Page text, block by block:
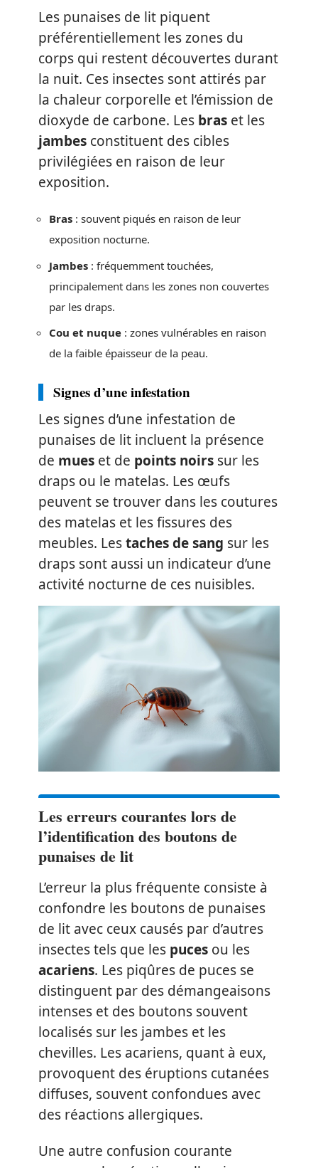
Les punaises de lit piquent
préférentiellement les zones du
corps qui restent découvertes durant
la nuit. Ces insectes sont attirés par
la chaleur corporelle et l’émission de
dioxyde de carbone. Les bras et les
jambes constituent des cibles
privilégiées en raison de leur
exposition.
Bras : souvent piqués en raison de leur
exposition nocturne.
Jambes : fréquemment touchées,
principalement dans les zones non couvertes
par les draps.
Cou et nuque : zones vulnérables en raison
de la faible épaisseur de la peau.
Signes d’une infestation
Les signes d’une infestation de
punaises de lit incluent la présence
de mues et de points noirs sur les
draps ou le matelas. Les œufs
peuvent se trouver dans les coutures
des matelas et les fissures des
meubles. Lestaches de sang sur les
draps sont aussi un indicateur d’une
activité nocturne de ces nuisibles.
Les erreurs courantes lors de
l’identification des boutons de
punaises de lit
L’erreur la plus fréquente consiste à
confondre les boutons de punaises
de lit avec ceux causés par d’autres
insectes tels que les puces ou les
acariens. Les piqûres de puces se
distinguent par des démangeaisons
intenses et des boutons souvent
localisés sur les jambes et les
chevilles. Les acariens, quant à eux,
provoquent des éruptions cutanées
diffuses, souvent confondues avec
des réactions allergiques.
Une autre confusion courante